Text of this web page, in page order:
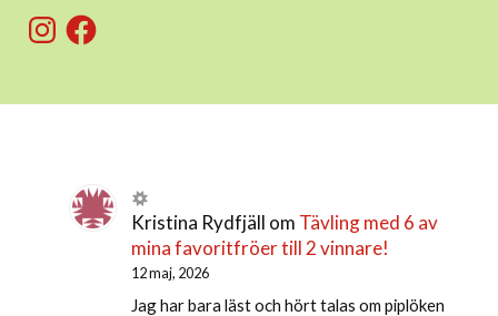
InstagramFacebook
Kristina Rydfjäll om Tävling med 6 av
mina favoritfröer till 2 vinnare!
12 maj, 2026
Jag har bara läst och hört talas om piplöken